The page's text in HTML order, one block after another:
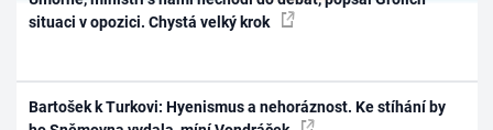
situaci v opozici. Chystá velký krok
Bartošek k Turkovi: Hyenismus a nehoráznost. Ke stíhání by